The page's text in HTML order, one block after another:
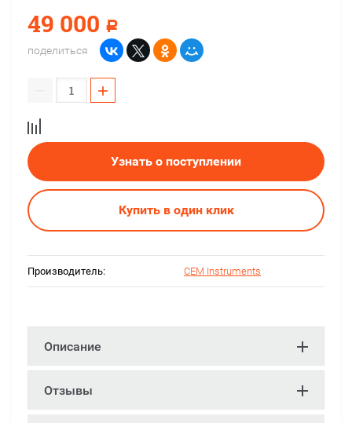
49 000 Р
поделиться
+
Узнать о поступлении
Купить в один клик
Производитель: CEM Instruments
Описание
Отзывы